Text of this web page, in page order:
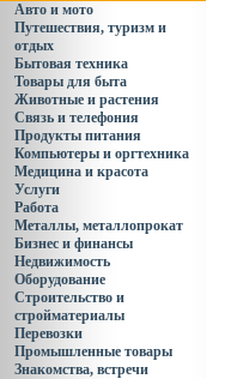
Авто и мото
Путешествия, туризм и
отдых
Бытовая техника
Товары для быта
Животные и растения
Связь и телефония
Продукты питания
Компьютеры и оргтехника
Медицина и красота
Услуги
Работа
Металлы, металлопрокат
Бизнес и финансы
Недвижимость
Оборудование
Строительство и
стройматериалы
Перевозки
Промышленные товары
Знакомства, встречи